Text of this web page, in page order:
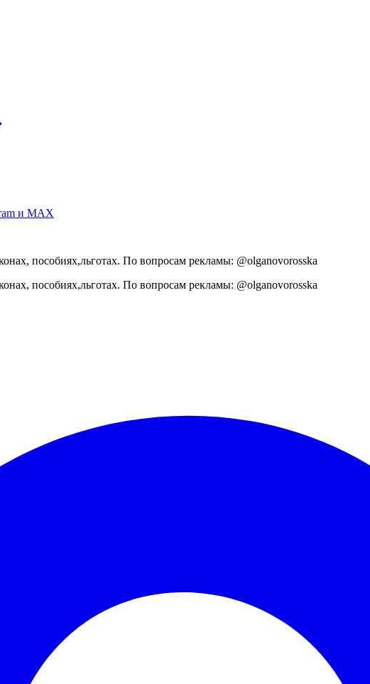
и MAX
пособиях,льготах. По вопросам рекламы: @olganovorosska
пособиях,льготах. По вопросам рекламы: @olganovorosska